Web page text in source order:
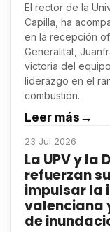
El rector de la
Capilla, ha
en la recepción
Generalitat,
victoria del
liderazgo en el
combustión.
Leer más→
23 Jul 2026
La UPV y
refuerzan
impulsar la
valenciana
de